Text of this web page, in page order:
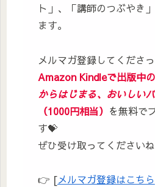
ト」、「講師のつぶやき
ます。
メルマガ登録してくださっ
Amazon Kindleで出版中
からはじまる、おいしい
（1000円相当） を無料で
す💝
ぜひ受け取ってください
👉 [メルマガ登録はこちら